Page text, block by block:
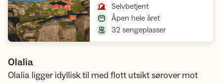
Selvbetjent,
Åpen hele året,
32 sengeplasser,
Olalia
Olalia ligger idyllisk til med flott utsikt sørover mot